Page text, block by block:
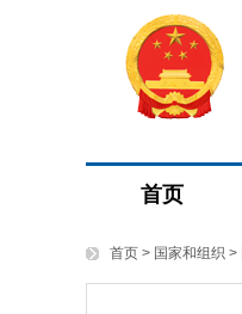
首页
首页 > 国家和组织 >